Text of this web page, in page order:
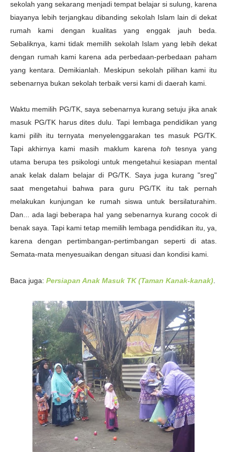
sekolah yang sekarang menjadi tempat belajar si sulung, karena
biayanya lebih terjangkau dibanding sekolah Islam lain di dekat
rumah kami dengan kualitas yang enggak jauh beda.
Sebaliknya, kami tidak memilih sekolah Islam yang lebih dekat
dengan rumah kami karena ada perbedaan-perbedaan paham
yang kentara. Demikianlah. Meskipun sekolah pilihan kami itu
sebenarnya bukan sekolah terbaik versi kami di daerah kami.
Waktu memilih PG/TK, saya sebenarnya kurang setuju jika anak
masuk PG/TK harus dites dulu. Tapi lembaga pendidikan yang
kami pilih itu ternyata menyelenggarakan tes masuk PG/TK.
Tapi akhirnya kami masih maklum karena toh tesnya yang
utama berupa tes psikologi untuk mengetahui kesiapan mental
anak kelak dalam belajar di PG/TK. Saya juga kurang "sreg"
saat mengetahui bahwa para guru PG/TK itu tak pernah
melakukan kunjungan ke rumah siswa untuk bersilaturahim.
Dan... ada lagi beberapa hal yang sebenarnya kurang cocok di
benak saya. Tapi kami tetap memilih lembaga pendidikan itu, ya,
karena dengan pertimbangan-pertimbangan seperti di atas.
Semata-mata menyesuaikan dengan situasi dan kondisi kami.
Baca juga: Persiapan Anak Masuk TK (Taman Kanak-kanak)